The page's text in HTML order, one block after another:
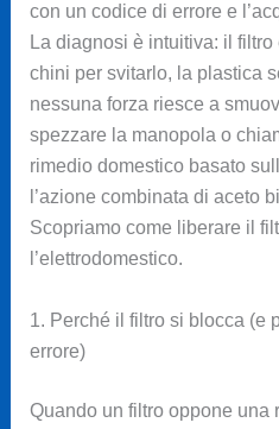
con un codice di errore e
La diagnosi è intuitiva: il
chini per svitarlo, la plastica
nessuna forza riesce a
spezzare la manopola o
rimedio domestico basato
l’azione combinata di aceto
Scopriamo come liberare il
l’elettrodomestico.
1. Perché il filtro si blocca (e
errore)
Quando un filtro oppone una